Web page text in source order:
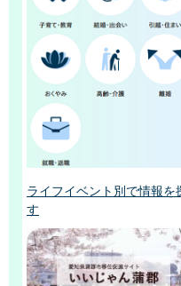
ライフイベント別で情報を
す